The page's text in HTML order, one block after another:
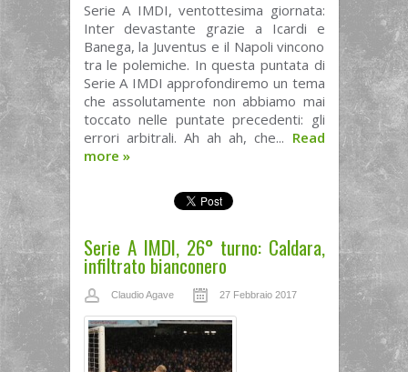
Serie A IMDI, ventottesima giornata:
Inter devastante grazie a Icardi e
Banega, la Juventus e il Napoli vincono
tra le polemiche. In questa puntata di
Serie A IMDI approfondiremo un tema
che assolutamente non abbiamo mai
toccato nelle puntate precedenti: gli
errori arbitrali. Ah ah ah, che... Read
more »
Serie A IMDI, 26° turno: Caldara,
infiltrato bianconero
Claudio Agave 27 Febbraio 2017